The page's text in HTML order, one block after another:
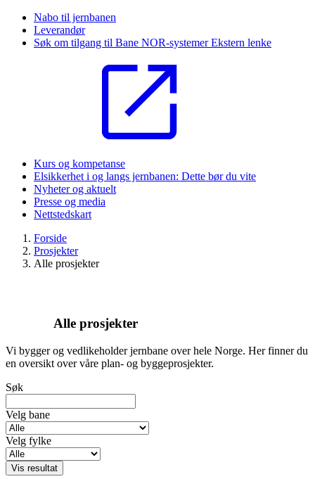
Nabo til jernbanen
Leverandør
Søk om tilgang til Bane NOR-systemerEkstern lenke
Kurs og kompetanse
Elsikkerhet i og langs jernbanen: Dette bør du vite
Nyheter og aktuelt
Presse og media
Nettstedskart
Forside
Prosjekter
Alle prosjekter
Alle prosjekter
Vi bygger og vedlikeholder jernbane over hele Norge. Her finner du
en oversikt over våre plan- og byggeprosjekter.
Søk
Velg bane
Velg fylke
Vis resultat